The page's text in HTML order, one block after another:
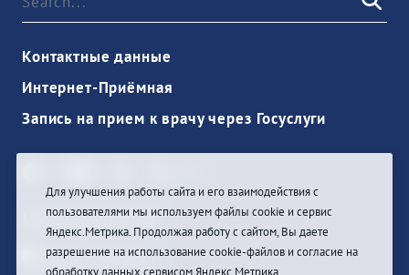
Контактные данные
Интернет-Приёмная
Запись на прием к врачу через Госуслуги
Ouvrir une session
Для улучшения работы сайта и его взаимодействия с
пользователями мы используем файлы cookie и сервис
Яндекс.Метрика. Продолжая работу с сайтом, Вы даете
разрешение на использование cookie-файлов и согласие на
обработку данных сервисом Яндекс.Метрика.